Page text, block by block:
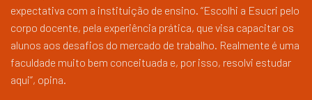
expectativa com a instituição de ensino. “Escolhi a Esucri pelo
corpo docente, pela experiência prática, que visa capacitar os
alunos aos desafios do mercado de trabalho. Realmente é uma
faculdade muito bem conceituada e, por isso, resolvi estudar
aqui”, opina.